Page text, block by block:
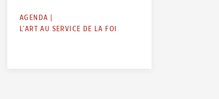
AGENDA |
L'ART AU SERVICE DE LA FOI